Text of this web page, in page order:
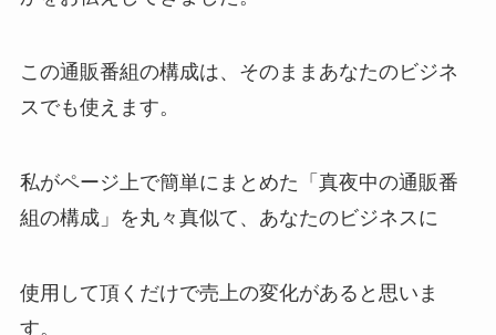
この通販番組の構成は、そのままあなたのビジネ
スでも使えます。
私がページ上で簡単にまとめた「真夜中の通販番
組の構成」を丸々真似て、あなたのビジネスに
使用して頂くだけで売上の変化があると思いま
す。